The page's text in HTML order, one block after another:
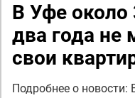
В Уфе
два года не
свои
Подробнее о новости: